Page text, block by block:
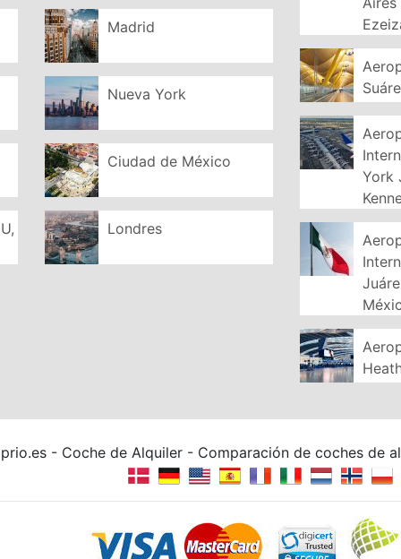
Madrid
Nueva York
Ciudad de México
Londres
York
- Coche de Alquiler - Comparación de coches de